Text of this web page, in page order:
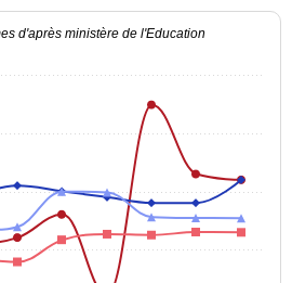
d'après ministère de l'Education